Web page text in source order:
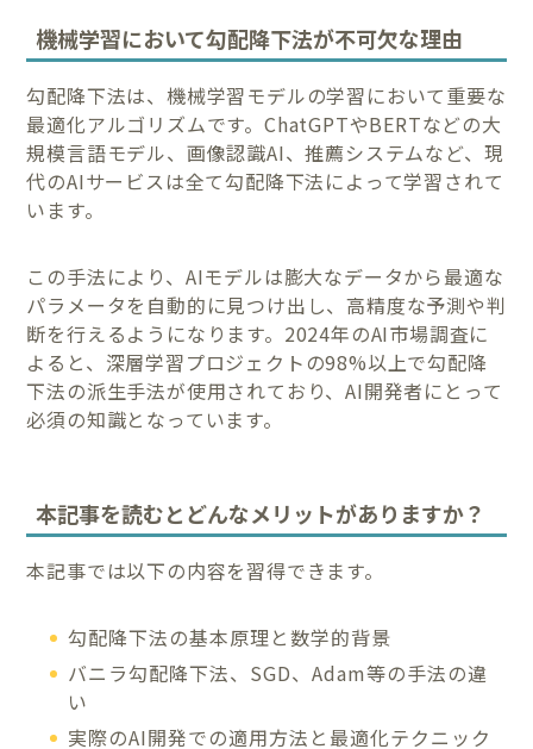
機械学習において勾配降下法が不可欠な理由
勾配降下法は、機械学習モデルの学習において重要な
最適化アルゴリズムです。ChatGPTやBERTなどの大
規模言語モデル、画像認識AI、推薦システムなど、現
代のAIサービスは全て勾配降下法によって学習されて
います。
この手法により、AIモデルは膨大なデータから最適な
パラメータを自動的に見つけ出し、高精度な予測や判
断を行えるようになります。2024年のAI市場調査に
よると、深層学習プロジェクトの98%以上で勾配降
下法の派生手法が使用されており、AI開発者にとって
必須の知識となっています。
本記事を読むとどんなメリットがありますか？
本記事では以下の内容を習得できます。
勾配降下法の基本原理と数学的背景
バニラ勾配降下法、SGD、Adam等の手法の違
い
実際のAI開発での適用方法と最適化テクニック